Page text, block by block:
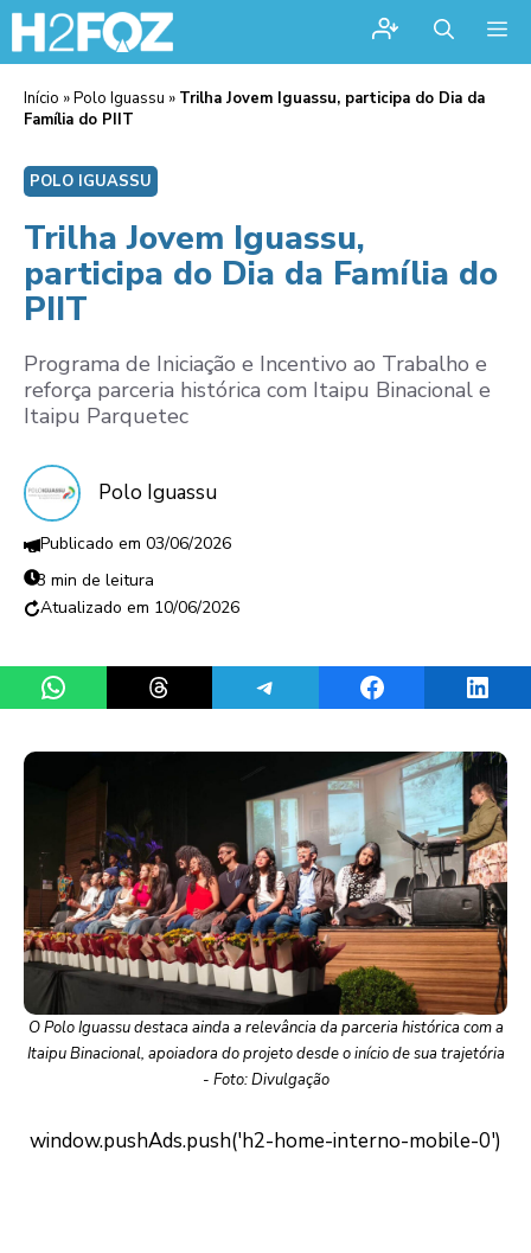
Início »Polo Iguassu » Trilha Jovem Iguassu, participa do Dia da
Família do PIIT
POLO IGUASSU
Trilha Jovem Iguassu,
participa do Dia da Família do
PIIT
Programa de Iniciação e Incentivo ao Trabalho e
reforça parceria histórica com Itaipu Binacional e
Itaipu Parquetec
Polo Iguassu
03/06/2026
3 min de leitura
10/06/2026
Share on WhatsAppShare on ThreadsShare on TelegramShare on Facebook
O Polo Iguassu destaca ainda a relevância da parceria histórica com a
Itaipu Binacional, apoiadora do projeto desde o início de sua trajetória
- Foto: Divulgação